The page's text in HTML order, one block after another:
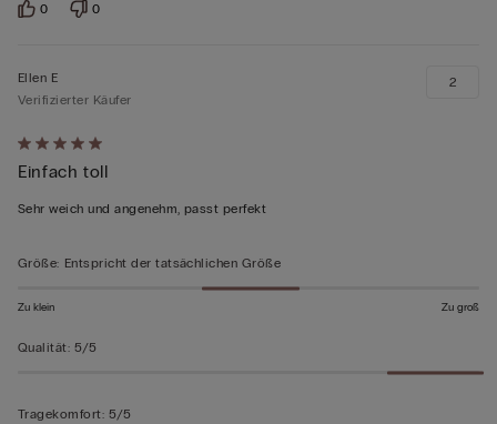
0 0
Mit
5
von
bewertet
Ellen E
Verifizierter Käufer
Einfach toll
Sehr weich und angenehm, passt perfekt
2
Größe: Entspricht der tatsächlichen Größe
Zu klein Zu groß
Qualität: 5/5
Tragekomfort: 5/5